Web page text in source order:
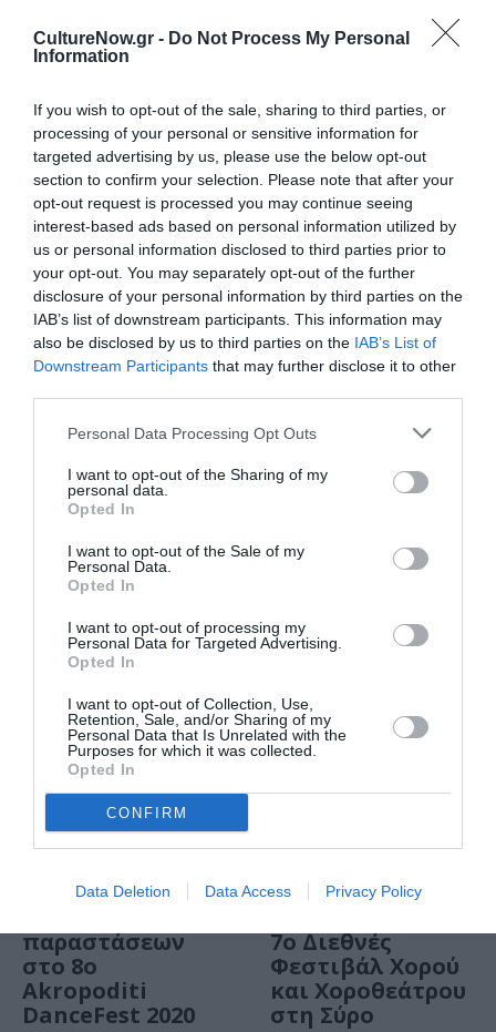
CultureNow.gr - Do Not Process My Personal
Information
If you wish to opt-out of the sale, sharing to third parties, or
processing of your personal or sensitive information for
targeted advertising by us, please use the below opt-out
section to confirm your selection. Please note that after your
opt-out request is processed you may continue seeing
interest-based ads based on personal information utilized by
us or personal information disclosed to third parties prior to
your opt-out. You may separately opt-out of the further
disclosure of your personal information by third parties on the
IAB’s list of downstream participants. This information may
also be disclosed by us to third parties on the IAB’s List of
Downstream Participants that may further disclose it to other
Personal Data Processing Opt Outs
I want to opt-out of the Sharing of my
personal data.
Opted In
I want to opt-out of the Sale of my
Personal Data.
Opted In
I want to opt-out of processing my
Personal Data for Targeted Advertising.
Opted In
I want to opt-out of Collection, Use,
Retention, Sale, and/or Sharing of my
Personal Data that Is Unrelated with the
Purposes for which it was collected.
Opted In
CONFIRM
Data Deletion Data Access Privacy Policy
Covid-19 – Κοινή
σιωπή, κοινή
πρόσκληση για
το residency του
Ακροποδητί
Inspire: Ανοιχτό
κάλεσμα για
κατοίκους της
Σύρου από την
Crooked House
γιορτάζει την
Παγκόσμια
DanceFest: 8ο
και Χοροθεάτρου
Ανοιχτό κάλεσμα
παραστάσεων
στο 8o
Akropoditi
DanceFest 2020
Akropoditi
7ο Διεθνές
Φεστιβάλ Χορού
και Χοροθεάτρου
στη Σύρο